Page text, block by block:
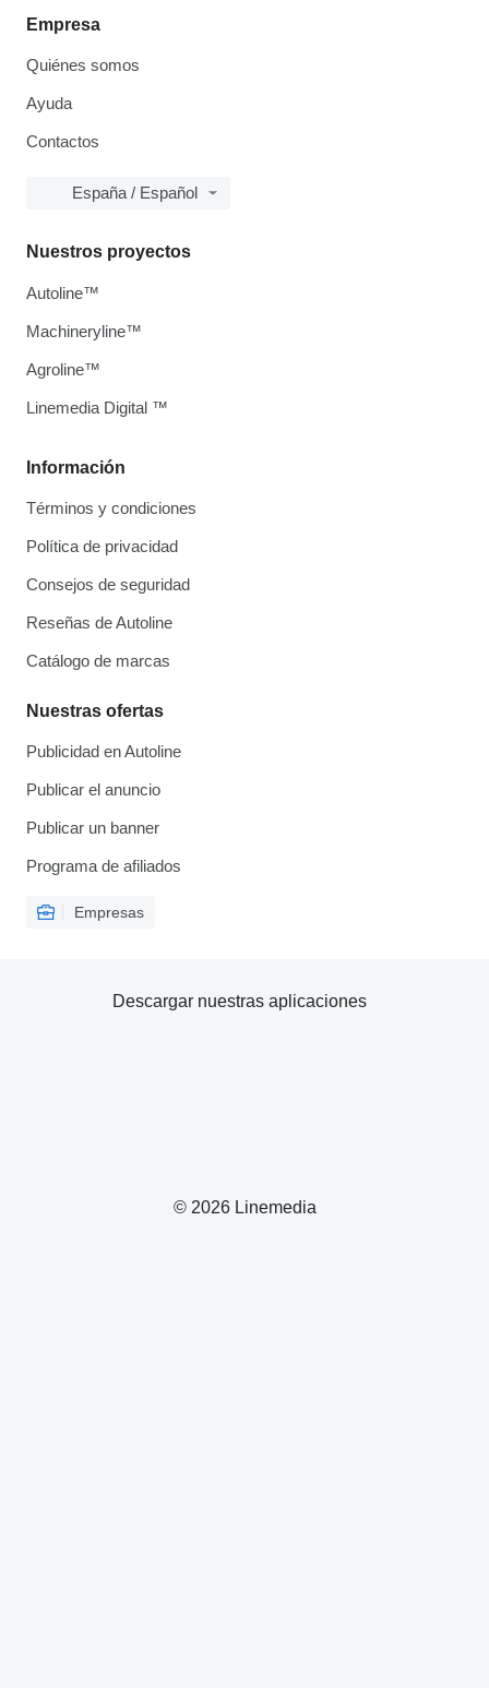
Empresa
Quiénes somos
Ayuda
Contactos
España / Español
Información
Términos y condiciones
Política de privacidad
Consejos de seguridad
Reseñas de Autoline
Catálogo de marcas
Nuestras ofertas
Publicidad en Autoline
Publicar el anuncio
Publicar un banner
Programa de afiliados
Empresas
Nuestros proyectos
Autoline™
Machineryline™
Agroline™
Linemedia Digital ™
© 2026 Linemedia
Descargar nuestras aplicaciones